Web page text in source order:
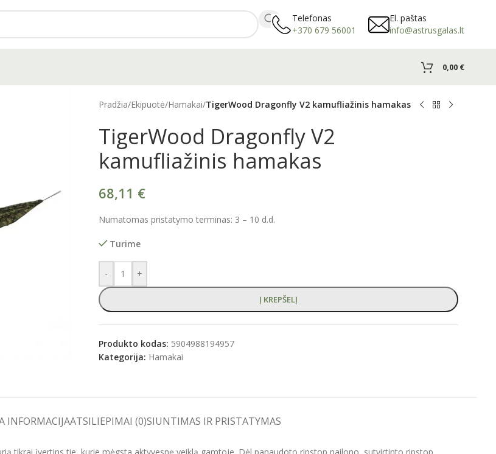
Telefonas
+370 679 56001
El. paštas
info@astrusgalas.lt
0,00 €
Pradžia/Ekipuotė/Hamakai/TigerWood Dragonfly V2 kamufliažinis hamakas
TigerWood Dragonfly V2
kamufliažinis hamakas
68,11 €
Numatomas pristatymo terminas: 3 – 10 d.d.
Turime
- +
Į KREPŠELĮ
Produkto kodas: 5904988194957
Kategorija: Hamakai
INFORMACIJAATSILIEPIMAI (0)SIUNTIMAS IR PRISTATYMAS